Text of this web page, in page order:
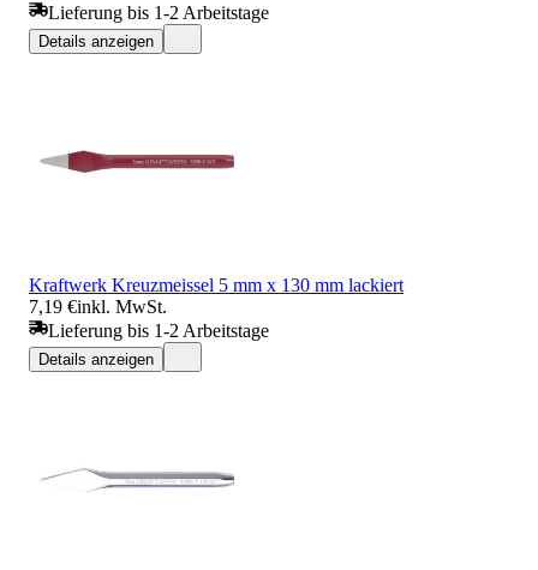
Lieferung bis 1-2 Arbeitstage
Details anzeigen
Kraftwerk Kreuzmeissel 5 mm x 130 mm lackiert
7,19 €inkl. MwSt.
Lieferung bis 1-2 Arbeitstage
Details anzeigen